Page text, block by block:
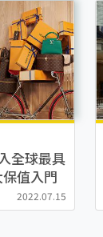
全球最具
值入門
2022.07.15